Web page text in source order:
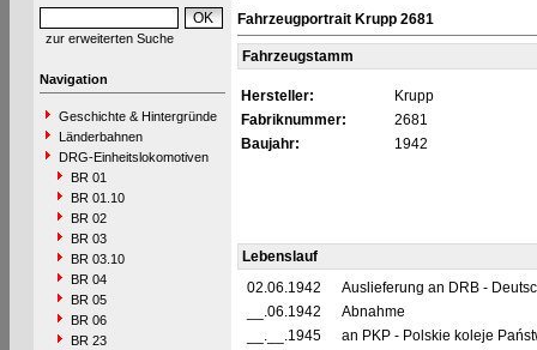
zur erweiterten Suche
Navigation
Geschichte & Hintergründe
Länderbahnen
DRG-Einheitslokomotiven
BR 01
BR 01.10
BR 02
BR 03
BR 03.10
BR 04
BR 05
BR 06
BR 23
Fahrzeugportrait Krupp 2681
Fahrzeugstamm
Hersteller:
Krupp
Fabriknummer:
2681
Baujahr:
1942
Lebenslauf
02.06.1942
Auslieferung an DRB -
__.06.1942
Abnahme
__.__.1945
an PKP - Polskie koleje